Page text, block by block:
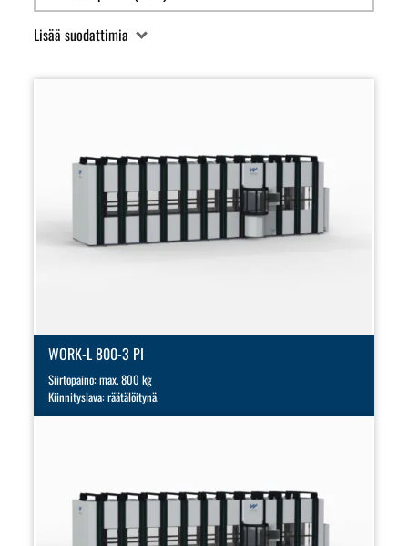
Lisää suodattimia
WORK-L 800-3 PI
Siirtopaino: max. 800 kg
Kiinnityslava: räätälöitynä.